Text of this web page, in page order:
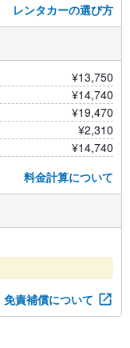
レンタカーの選び方
¥13,750
¥14,740
¥19,470
¥2,310
¥14,740
料金計算について
免責補償について